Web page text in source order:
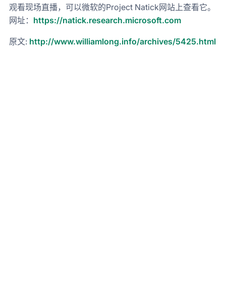
观看现场直播，可以微软的Project Natick网站上查看它。
网址： https://natick.research.microsoft.com
原文: http://www.williamlong.info/archives/5425.html